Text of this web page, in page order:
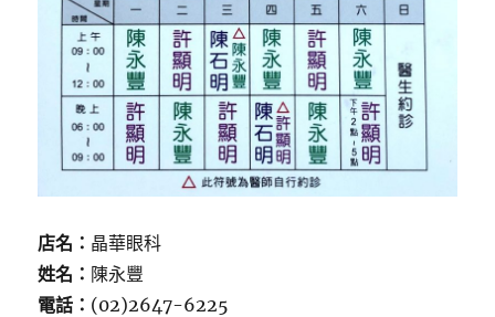
店名： 晶華眼科
姓名： 陳永豐
電話： (02)2647-6225